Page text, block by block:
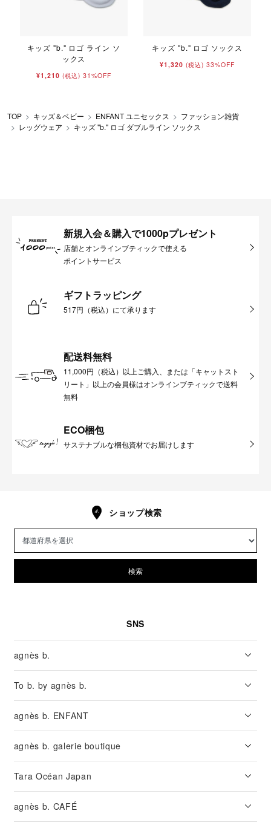
キッズ "b." ロゴ ライン ソ
ックス
¥1,210 (税込) 31%OFF
キッズ "b." ロゴ ソックス
¥1,320 (税込) 33%OFF
TOP キッズ＆ベビー ENFANT ユニセックス
ファッション雑貨
レッグウェア
キッズ "b." ロゴ ダブルライン ソックス
新規入会＆購入で1000pプレゼント
店舗とオンラインブティックで使える
ポイントサービス
ギフトラッピング
517円（税込）にて承ります
配送料無料
11,000円（税込）以上ご購入、または「キャットスト
リート」以上の会員様はオンラインブティックで送料
無料
ECO梱包
サステナブルな梱包資材でお届けします
ショップ検索
検索
SNS
agnès b.
To b. by agnès b.
agnès b. ENFANT
agnès b. galerie boutique
Tara Océan Japan
agnès b. CAFÉ